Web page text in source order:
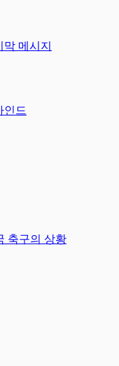
메시지
인드
축구의 상황